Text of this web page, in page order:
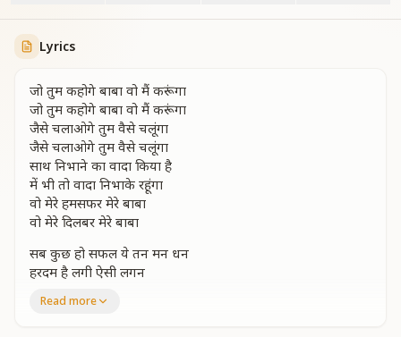
Lyrics
जो तुम कहोगे बाबा वो मैं करूंगा
जो तुम कहोगे बाबा वो मैं करूंगा
जैसे चलाओगे तुम वैसे चलूंगा
जैसे चलाओगे तुम वैसे चलूंगा
साथ निभाने का वादा किया है
में भी तो वादा निभाके रहूंगा
वो मेरे हमसफर मेरे बाबा
वो मेरे दिलबर मेरे बाबा
सब कुछ हो सफल ये तन मन धन
हरदम है लगी ऐसी लगन
छू लेंगे आसमा को कसम है दिल से
Read more